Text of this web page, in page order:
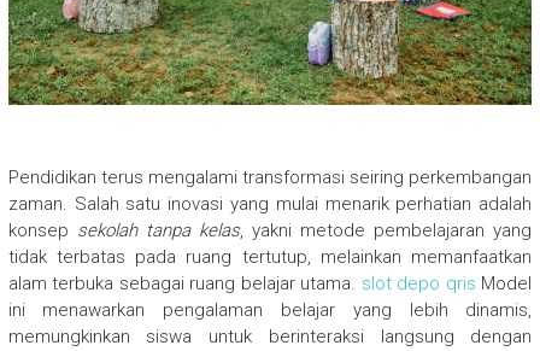
Pendidikan terus mengalami transformasi seiring perkembangan
zaman. Salah satu inovasi yang mulai menarik perhatian adalah
konsep sekolah tanpa kelas, yakni metode pembelajaran yang
tidak terbatas pada ruang tertutup, melainkan memanfaatkan
alam terbuka sebagai ruang belajar utama. slot depo qris Model
ini menawarkan pengalaman belajar yang lebih dinamis,
memungkinkan siswa untuk berinteraksi langsung dengan